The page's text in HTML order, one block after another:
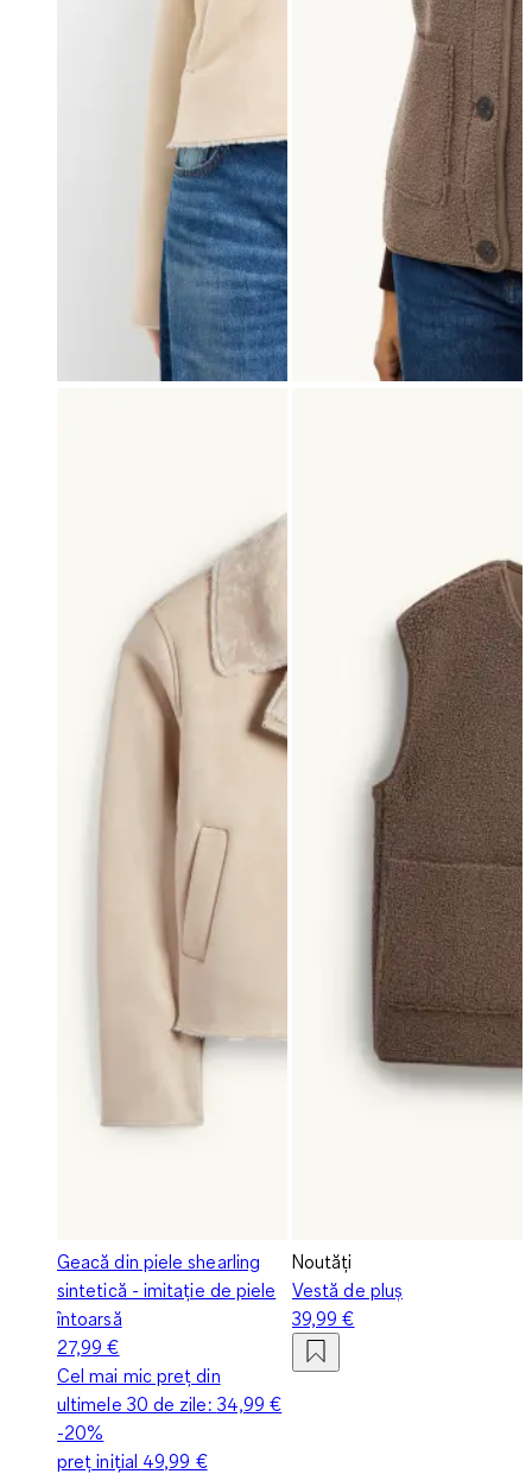
Geacă din piele shearling
sintetică - imitație de piele
întoarsă
27,99 €
Cel mai mic preț din
ultimele 30 de zile: 34,99 €
-20%
preț inițial 49,99 €
Noutăți
Vestă de pluș
39,99 €